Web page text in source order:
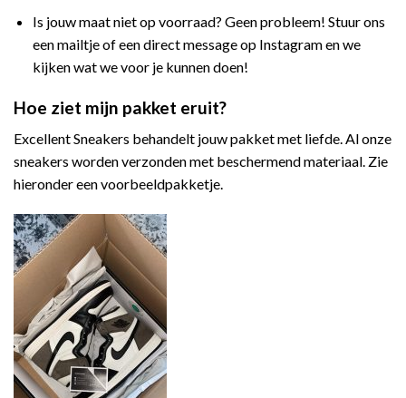
Is jouw maat niet op voorraad? Geen probleem! Stuur ons
een mailtje of een direct message op Instagram en we
kijken wat we voor je kunnen doen!
Hoe ziet mijn pakket eruit?
Excellent Sneakers behandelt jouw pakket met liefde. Al onze
sneakers worden verzonden met beschermend materiaal. Zie
hieronder een voorbeeldpakketje.